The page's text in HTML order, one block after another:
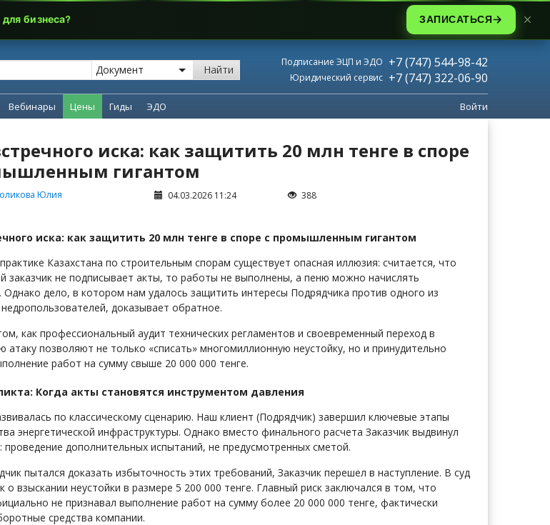
Найти
Подписание ЭЦП и ЭДО +7 (747) 544-98-42
Юридический сервис +7 (747) 322-06-90
Вебинары Цены Гиды ЭДО Войти
иска: как защитить 20 млн тенге в споре
гигантом
Юлия 04.03.2026 11:24 388
иска: как защитить 20 млн тенге в споре с промышленным гигантом
Казахстана по строительным спорам существует опасная иллюзия: считается, что
заказчик не подписывает акты, то работы не выполнены, а пеню можно начислять
Однако дело, в котором нам удалось защитить интересы Подрядчика против одного из
доказывает обратное.
как профессиональный аудит технических регламентов и своевременный переход в
атаку позволяют не только «списать» многомиллионную неустойку, но и принудительно
работ на сумму свыше 20 000 000 тенге.
Когда акты становятся инструментом давления
по классическому сценарию. Наш клиент (Подрядчик) завершил ключевые этапы
энергетической инфраструктуры. Однако вместо финального расчета Заказчик выдвинул
проведение дополнительных испытаний, не предусмотренных сметой.
пытался доказать избыточность этих требований, Заказчик перешел в наступление. В суд
о взыскании неустойки в размере 5 200 000 тенге. Главный риск заключался в том, что
не признавал выполнение работ на сумму более 20 000 000 тенге, фактически
средства компании.
бизнеса? ЗАПИСАТЬСЯ